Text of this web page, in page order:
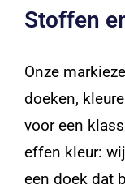
Stoffen
Onze
doeken,
voor een
effen kleur:
een doek dat